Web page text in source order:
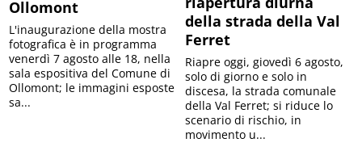
Ollomont
L'inaugurazione della mostra
fotografica è in programma
venerdì 7 agosto alle 18, nella
sala espositiva del Comune di
Ollomont; le immagini esposte
sa...
della strada della Val
Ferret
Riapre oggi, giovedì 6 agosto,
solo di giorno e solo in
discesa, la strada comunale
della Val Ferret; si riduce lo
scenario di rischio, in
movimento u...